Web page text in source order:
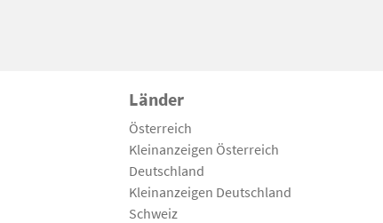
Länder
Österreich
Kleinanzeigen Österreich
Deutschland
Kleinanzeigen Deutschland
Schweiz